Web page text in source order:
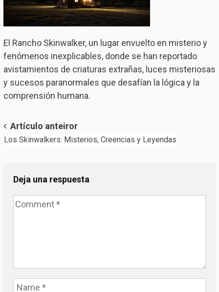
El Rancho Skinwalker, un lugar envuelto en misterio y
fenómenos inexplicables, donde se han reportado
avistamientos de criaturas extrañas, luces misteriosas
y sucesos paranormales que desafían la lógica y la
comprensión humana.
Post
navigation
Artículo anteiror
Los Skinwalkers: Misterios, Creencias y Leyendas
Deja una respuesta